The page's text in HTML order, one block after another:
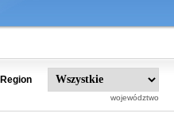
Region
województwo